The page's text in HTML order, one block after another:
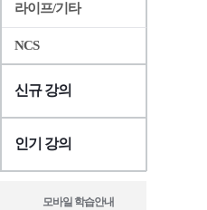
라이프/기타
NCS
신규 강의
인기 강의
모바일 학습안내